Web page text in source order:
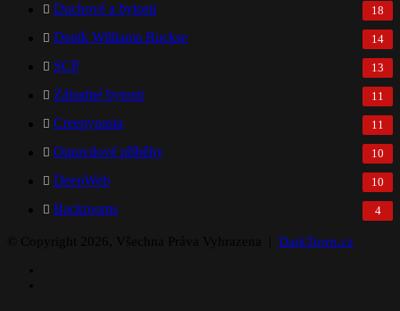
Duchové a bytosti 18
Deník Williama Buckse 14
SCP 13
Záhadné bytosti 11
Creepypasta 11
Opravdové příběhy 10
DeepWeb 10
Backrooms 4
DarkTown.cz